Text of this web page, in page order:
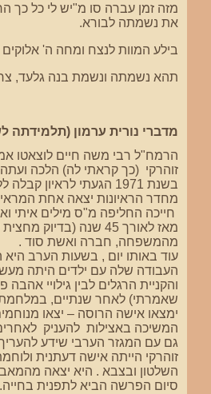
את נשמתה לבורא.
בילע המוות לנצח ומחה ה'
תהא נשמתה ונשמת בנה גלעד,
מדברי נורית ערמון
הרמח"ל רבי משה חיים לוצאטו
זוהרקי (כך קראתי לה) הלכה
בשנת 1971 הגעתי לראיון קבלה ללימודים במכללת דוד ילין . ישבתי במסדרון מחכה במתח לתורי .
מחדר הראיונות יצאה אחת
חייכה החליפה מ"ס מילים איתי
מאז לאורך 45 שנה
מהמשפחה, חברה ואשת סוד .
עוד באותו יום , בשעות הערב היא
העבודה שלה עם ילדים היתה
והקניית הרגלים לבין גילויי
שאמרתי) לאחר שנתיים, במלחמת
ימצאו אישה הרוסה – יצאו
המשיכה באצילות להעניק
גם עם המגזר הערבי שידע
זוהרקי הייתה אישה דעתנית
השלטון ובצבא . היא יצאה
סיום הפרשה הביא לתפנית